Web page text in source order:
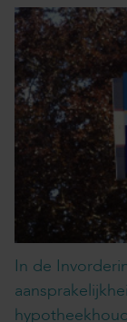
In de